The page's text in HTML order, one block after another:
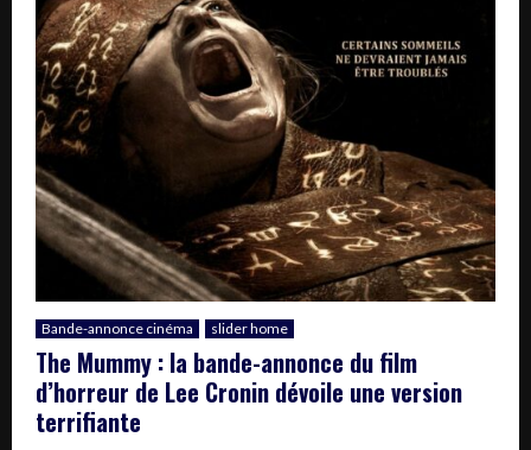
Bande-annonce cinéma slider home
The Mummy : la bande-annonce du film
d’horreur de Lee Cronin dévoile une version
terrifiante